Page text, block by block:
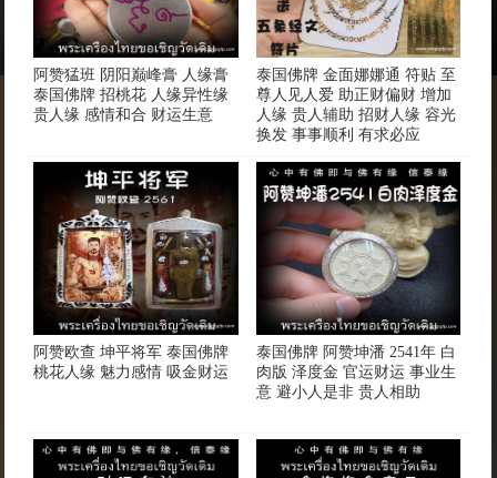
阿赞猛班 阴阳巅峰膏 人缘膏
泰国佛牌 招桃花 人缘异性缘
贵人缘 感情和合 财运生意
泰国佛牌 金面娜娜通 符贴 至‌
尊人见‌人爱 ‌助正财偏财 ‌增‌加
人缘 ‌贵人辅‌助 招财‌人缘 ‌容光‌
换发 事事‌顺利 ‌有求必应
阿赞欧查 坤平将军 泰国佛牌
桃花人缘 魅力感情 吸金财运
泰国佛牌 阿赞坤潘 2541年 白
肉版 泽度金 官运财运 事业生
意 避小人是非 贵人相助